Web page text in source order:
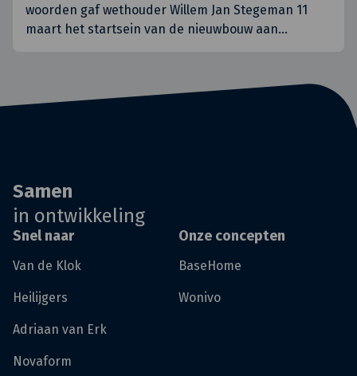
woorden gaf wethouder Willem Jan Stegeman 11
maart het startsein van de nieuwbouw aan…
Samen
in ontwikkeling
Snel naar
Van de Klok
Heilijgers
Adriaan van Erk
Novaform
Onze concepten
BaseHome
Wonivo